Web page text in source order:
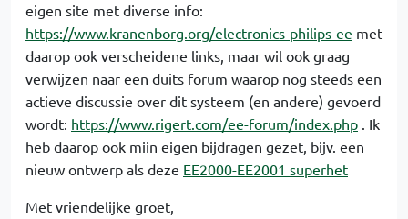
eigen site met diverse info:
https://www.kranenborg.org/electronics-philips-ee met
daarop ook verscheidene links, maar wil ook graag
verwijzen naar een duits forum waarop nog steeds een
actieve discussie over dit systeem (en andere) gevoerd
wordt: https://www.rigert.com/ee-forum/index.php . Ik
heb daarop ook miin eigen bijdragen gezet, bijv. een
nieuw ontwerp als deze EE2000-EE2001 superhet
Met vriendelijke groet,